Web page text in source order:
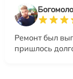
Ремонт был
пришлось